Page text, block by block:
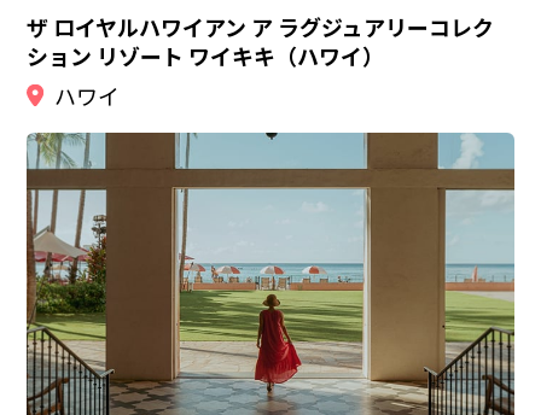
ザ ロイヤルハワイアン ア ラグジュアリーコレク
ション リゾート ワイキキ（ハワイ）
ハワイ